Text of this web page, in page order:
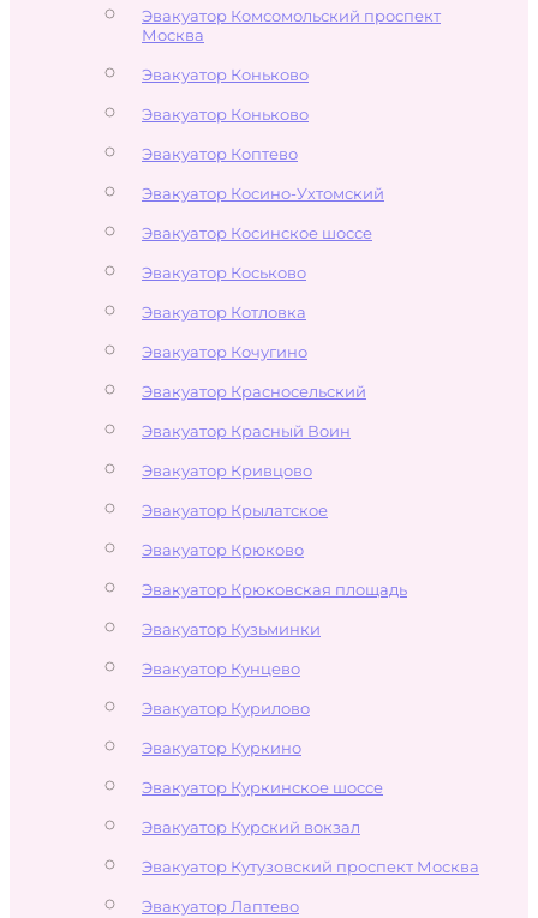
Эвакуатор Комсомольский проспект
Москва
Эвакуатор Коньково
Эвакуатор Коньково
Эвакуатор Коптево
Эвакуатор Косино-Ухтомский
Эвакуатор Косинское шоссе
Эвакуатор Коськово
Эвакуатор Котловка
Эвакуатор Кочугино
Эвакуатор Красносельский
Эвакуатор Красный Воин
Эвакуатор Кривцово
Эвакуатор Крылатское
Эвакуатор Крюково
Эвакуатор Крюковская площадь
Эвакуатор Кузьминки
Эвакуатор Кунцево
Эвакуатор Курилово
Эвакуатор Куркино
Эвакуатор Куркинское шоссе
Эвакуатор Курский вокзал
Эвакуатор Кутузовский проспект Москва
Эвакуатор Лаптево